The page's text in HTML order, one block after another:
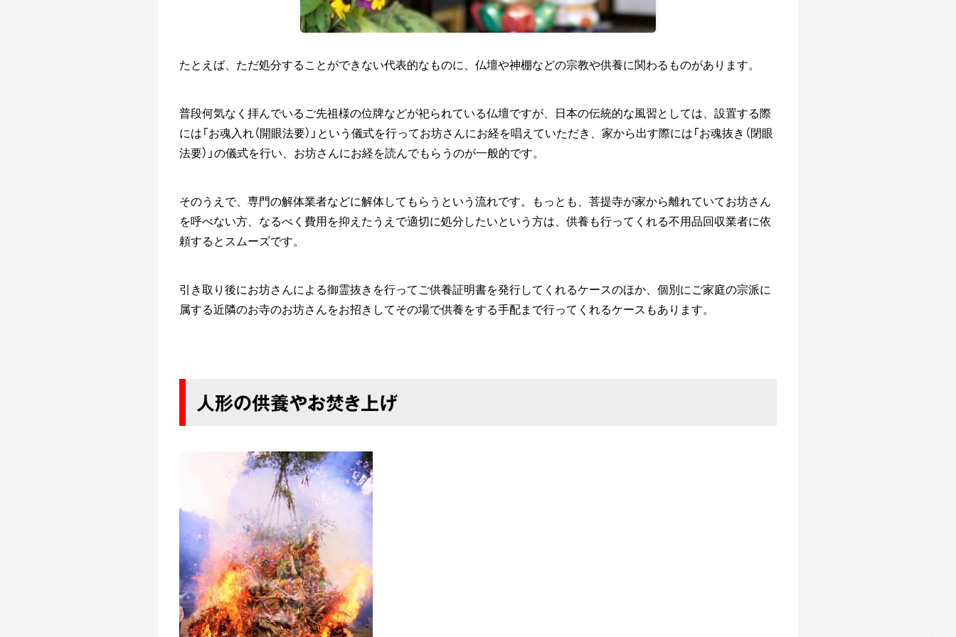
たとえば、ただ処分することができない代表的なものに、仏壇や神棚などの宗教や供養に関わるものがあります。
普段何気なく拝んでいるご先祖様の位牌などが祀られている仏壇ですが、日本の伝統的な風習としては、設置する際
には「お魂入れ（開眼法要）」という儀式を行ってお坊さんにお経を唱えていただき、家から出す際には「お魂抜き（閉眼
法要）」の儀式を行い、お坊さんにお経を読んでもらうのが一般的です。
そのうえで、専門の解体業者などに解体してもらうという流れです。もっとも、菩提寺が家から離れていてお坊さん
を呼べない方、なるべく費用を抑えたうえで適切に処分したいという方は、供養も行ってくれる不用品回収業者に依
頼するとスムーズです。
引き取り後にお坊さんによる御霊抜きを行ってご供養証明書を発行してくれるケースのほか、個別にご家庭の宗派に
属する近隣のお寺のお坊さんをお招きしてその場で供養をする手配まで行ってくれるケースもあります。
人形の供養やお焚き上げ